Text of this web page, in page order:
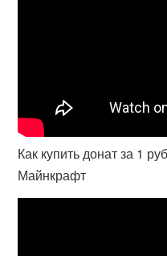
Как купить донат за 1
Майнкрафт